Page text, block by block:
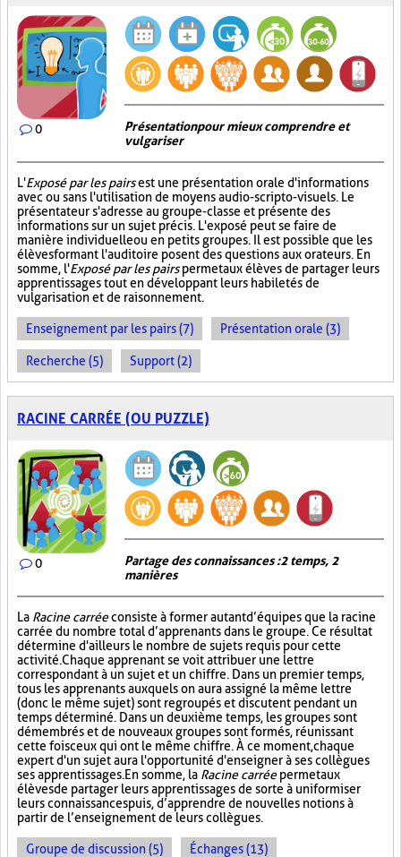
0
Présentation pour mieux comprendre et
vulgariser
L'Exposé par les pairsest une présentation orale d'informations
avec ou sans l'utilisation de moyens audio-scripto-visuels. Le
présentateur s'adresse au groupe-classe et présente des
informations sur un sujet précis. L'exposé peut se faire de
manière individuelle ou en petits groupes. Il est possible que les
élèves formant l'auditoire posent des questions aux orateurs. En
somme, l'Exposé par les pairspermet aux élèves de partager leurs
apprentissages tout en développant leurs habiletés de
vulgarisation et de raisonnement.
Enseignement par les pairs (7) Présentation orale (3)
Recherche (5) Support (2)
RACINE CARRÉE (OU PUZZLE)
0
Partage des connaissances : 2 temps, 2
manières
La Racine carréeconsiste à former autant d’équipes que la racine
carrée du nombre total d’apprenants dans le groupe. Ce résultat
détermine d'ailleurs le nombre de sujets requis pour cette
activité. Chaque apprenant se voit attribuer une lettre
correspondant à un sujet et un chiffre. Dans un premier temps,
tous les apprenants auxquels on aura assigné la même lettre
(donc le même sujet) sont regroupés et discutent pendant un
temps déterminé. Dans un deuxième temps, les groupes sont
démembrés et de nouveaux groupes sont formés, réunissant
cette fois ceux qui ont le même chiffre. À ce moment, chaque
expert d'un sujet aura l'opportunité d'enseigner à ses collègues
ses apprentissages. En somme, la Racine carréepermet aux
élèves de partager leurs apprentissages de sorte à uniformiser
leurs connaissances puis, d’apprendre de nouvelles notions à
partir de l’enseignement de leurs collègues.
Groupe de discussion (5) Échanges (13)